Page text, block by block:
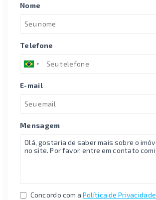
Nome
Telefone
E-mail
Mensagem
Concordo com a Política de Privacidade